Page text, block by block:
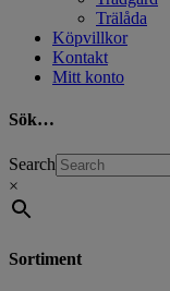
Trälåda
Köpvillkor
Kontakt
Mitt konto
Sök…
Search
×
Sortiment